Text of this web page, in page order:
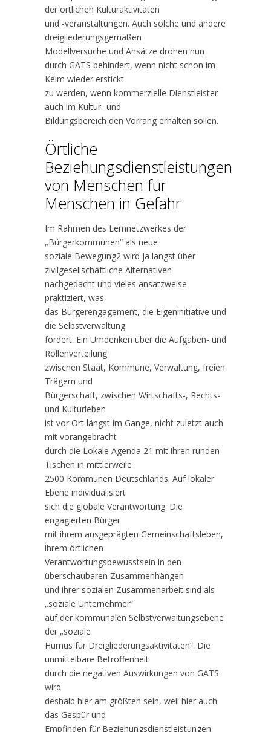
der örtlichen Kulturaktivitäten
und -veranstaltungen. Auch solche und andere
dreigliederungsgemäßen
Modellversuche und Ansätze drohen nun
durch GATS behindert, wenn nicht schon im
Keim wieder erstickt
zu werden, wenn kommerzielle Dienstleister
auch im Kultur- und
Bildungsbereich den Vorrang erhalten sollen.
Örtliche
Beziehungsdienstleistungen
von Menschen für
Menschen in Gefahr
Im Rahmen des Lernnetzwerkes der
„Bürgerkommunen“ als neue
soziale Bewegung2 wird ja längst über
zivilgesellschaftliche Alternativen
nachgedacht und vieles ansatzweise
praktiziert, was
das Bürgerengagement, die Eigeninitiative und
die Selbstverwaltung
fördert. Ein Umdenken über die Aufgaben- und
Rollenverteilung
zwischen Staat, Kommune, Verwaltung, freien
Trägern und
Bürgerschaft, zwischen Wirtschafts-, Rechts-
und Kulturleben
ist vor Ort längst im Gange, nicht zuletzt auch
mit vorangebracht
durch die Lokale Agenda 21 mit ihren runden
Tischen in mittlerweile
2500 Kommunen Deutschlands. Auf lokaler
Ebene individualisiert
sich die globale Verantwortung: Die
engagierten Bürger
mit ihrem ausgeprägten Gemeinschaftsleben,
ihrem örtlichen
Verantwortungsbewusstsein in den
überschaubaren Zusammenhängen
und ihrer sozialen Zusammenarbeit sind als
„soziale Unternehmer“
auf der kommunalen Selbstverwaltungsebene
der „soziale
Humus für Dreigliederungsaktivitäten“. Die
unmittelbare Betroffenheit
durch die negativen Auswirkungen von GATS
wird
deshalb hier am größten sein, weil hier auch
das Gespür und
Empfinden für Beziehungsdienstleistungen